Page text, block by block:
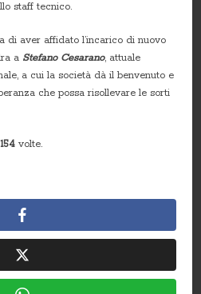
staff tecnico.
di aver affidato l’incarico di nuovo
a Stefano Cesarano, attuale
a cui la società dà il benvenuto e
che possa risollevare le sorti
154 volte.